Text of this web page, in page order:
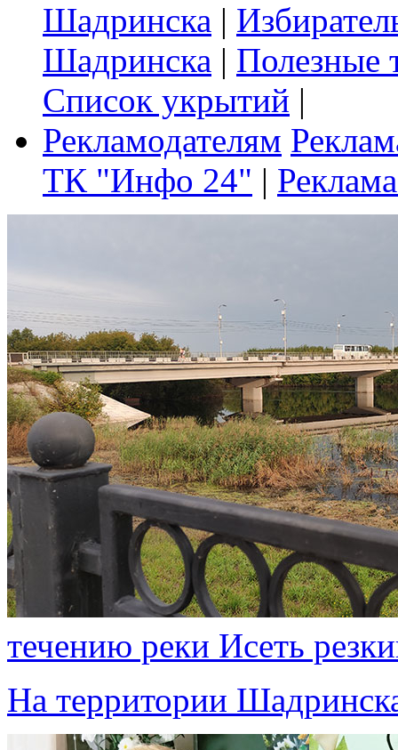
Шадринска |
Шадринска | Полезные
Список укрытий |
Рекламодателям
ТК "Инфо 24" |
течению реки Исеть
На территории